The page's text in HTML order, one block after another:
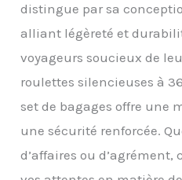
distingue par sa
alliant légèreté et
voyageurs soucieux de
roulettes silencieuses à
set de bagages offre une
une sécurité renforcée.
d’affaires ou d’agrément,